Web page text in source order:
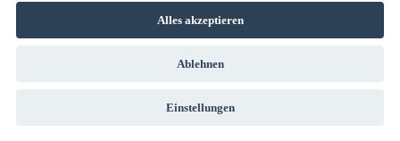
Alles akzeptieren
Ablehnen
Einstellungen